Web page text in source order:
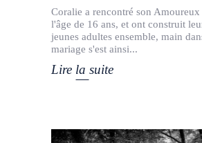
Coralie a rencontré son Amoureux
l'âge de 16 ans, et ont construit
jeunes adultes ensemble, main
mariage s'est ainsi
Lire la suite